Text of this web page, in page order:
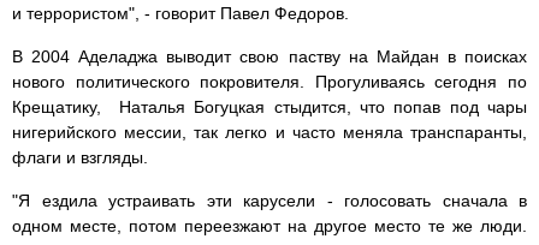
и террористом", - говорит Павел Федоров.
В 2004 Аделаджа выводит свою паству на Майдан в поисках
нового политического покровителя. Прогуливаясь сегодня по
Крещатику, Наталья Богуцкая стыдится, что попав под чары
нигерийского мессии, так легко и часто меняла транспаранты,
флаги и взгляды.
"Я ездила устраивать эти карусели - голосовать сначала в
одном месте, потом переезжают на другое место те же люди.